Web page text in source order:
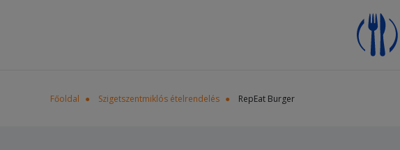
Főoldal Szigetszentmiklós ételrendelés RepEat Burger